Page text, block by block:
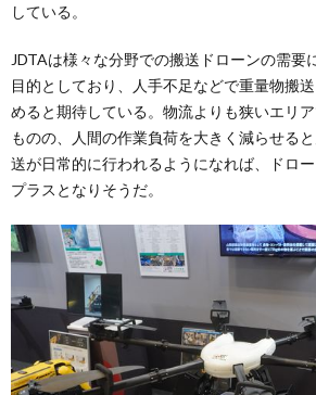
している。
JDTAは様々な分野での搬送ドローンの需要
目的としており、人手不足などで重量物搬
めると期待している。物流よりも狭いエリ
ものの、人間の作業負荷を大きく減らせる
送が日常的に行われるようになれば、ドロ
プラスとなりそうだ。